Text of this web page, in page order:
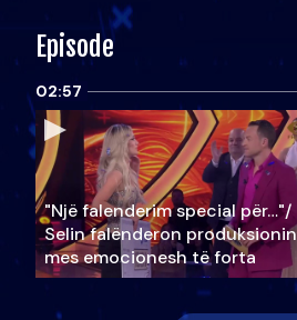
Episode
02:57
"Një falenderim special për…"/
Selin falënderon produksionin
mes emocionesh të forta